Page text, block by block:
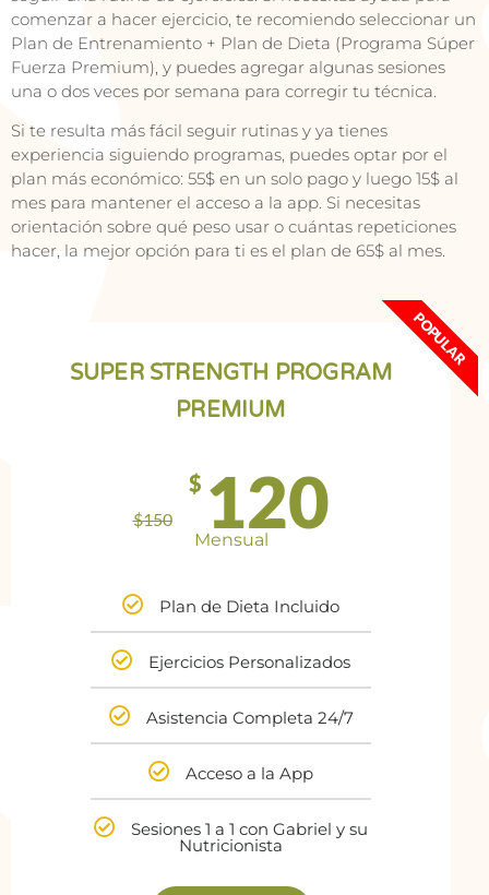
comenzar a hacer ejercicio, te recomiendo seleccionar un
Plan de Entrenamiento + Plan de Dieta (Programa Súper
Fuerza Premium), y puedes agregar algunas sesiones
una o dos veces por semana para corregir tu técnica.
Si te resulta más fácil seguir rutinas y ya tienes
experiencia siguiendo programas, puedes optar por el
plan más económico: 55$ en un solo pago y luego 15$ al
mes para mantener el acceso a la app. Si necesitas
orientación sobre qué peso usar o cuántas repeticiones
hacer, la mejor opción para ti es el plan de 65$ al mes.
SUPER STRENGTH PROGRAM
PREMIUM
$150
$ 120
Mensual
Plan de Dieta Incluido
Ejercicios Personalizados
Asistencia Completa 24/7
Acceso a la App
Sesiones 1 a 1 con Gabriel y su
Nutricionista
POPULAR